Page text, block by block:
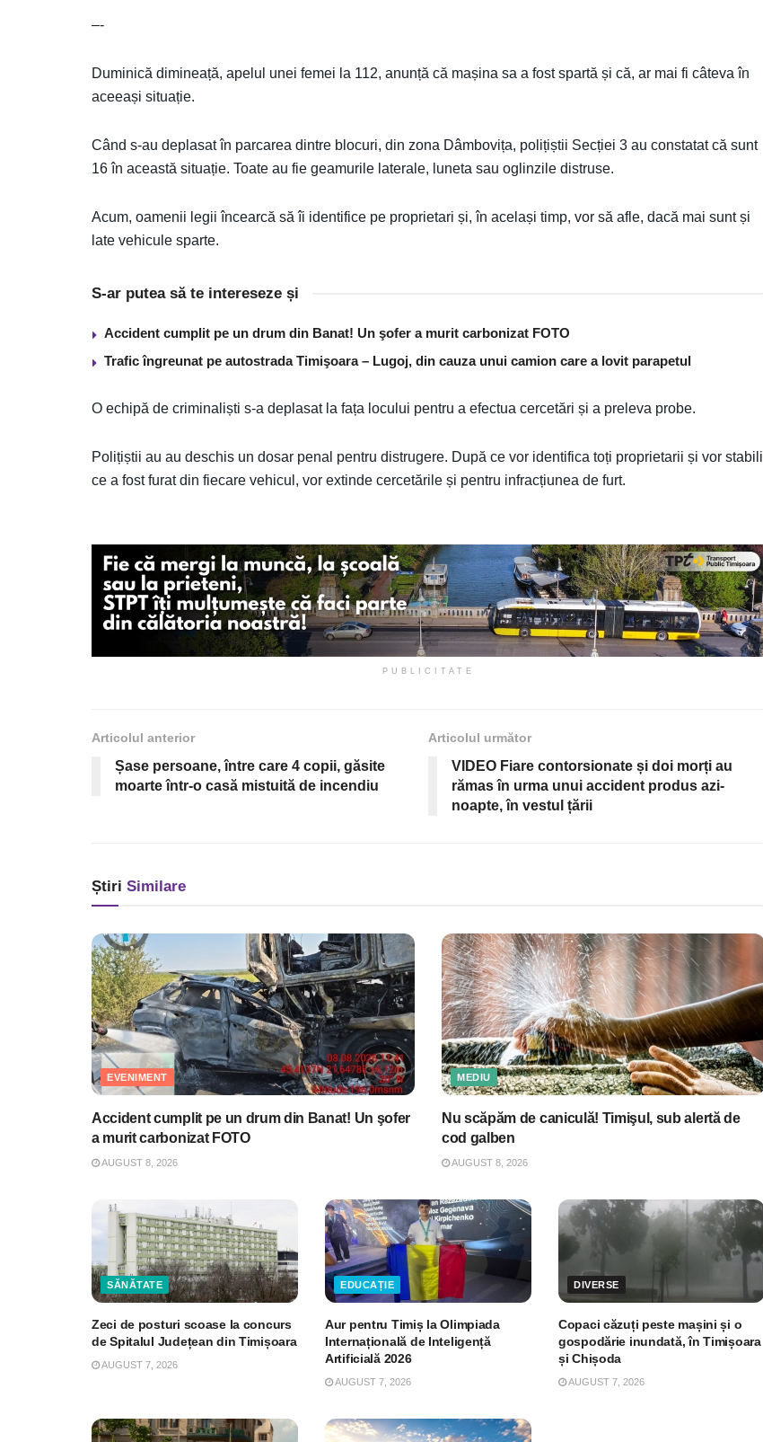
–-
Duminică dimineață, apelul unei femei la 112, anunță că mașina sa a fost spartă și că, ar mai fi câteva în
aceeași situație.
Când s-au deplasat în parcarea dintre blocuri, din zona Dâmbovița, polițiștii Secției 3 au constatat că sunt
16 în această situație. Toate au fie geamurile laterale, luneta sau oglinzile distruse.
Acum, oamenii legii încearcă să îi identifice pe proprietari și, în același timp, vor să afle, dacă mai sunt și
late vehicule sparte.
S-ar putea să te intereseze și
Accident cumplit pe un drum din Banat! Un şofer a murit carbonizat FOTO
Trafic îngreunat pe autostrada Timişoara – Lugoj, din cauza unui camion care a lovit parapetul
O echipă de criminaliști s-a deplasat la fața locului pentru a efectua cercetări și a preleva probe.
Polițiștii au au deschis un dosar penal pentru distrugere. După ce vor identifica toți proprietarii și vor stabili
ce a fost furat din fiecare vehicul, vor extinde cercetările și pentru infracțiunea de furt.
PUBLICITATE
Articolul anterior
Șase persoane, între care 4 copii, găsite
moarte într-o casă mistuită de incendiu
Articolul următor
VIDEO Fiare contorsionate și doi morți au
rămas în urma unui accident produs azi-
noapte, în vestul țării
Știri Similare
EVENIMENT
Accident cumplit pe un drum din Banat! Un şofer
a murit carbonizat FOTO
AUGUST 8, 2026
MEDIU
Nu scăpăm de caniculă! Timişul, sub alertă de
cod galben
AUGUST 8, 2026
SĂNĂTATE
Zeci de posturi scoase la concurs
de Spitalul Județean din Timișoara
AUGUST 7, 2026
EDUCAȚIE
Aur pentru Timiș la Olimpiada
Internațională de Inteligență
Artificială 2026
AUGUST 7, 2026
DIVERSE
Copaci căzuți peste mașini și o
gospodărie inundată, în Timișoara
și Chișoda
AUGUST 7, 2026